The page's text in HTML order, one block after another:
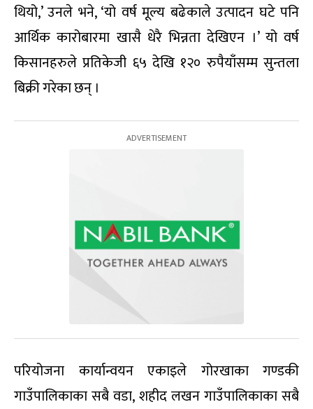
थियो,’ उनले भने, ‘यो वर्ष मूल्य बढेकाले उत्पादन घटे पनि
आर्थिक कारोबारमा खासै धेरै भिन्नता देखिएन ।’ यो वर्ष
किसानहरुले प्रतिकेजी ६५ देखि १२० रुपैयाँसम्म सुन्तला
बिक्री गरेका छन् ।
परियोजना कार्यान्वयन एकाइले गोरखाका गण्डकी
गाउँपालिकाका सबै वडा, शहीद लखन गाउँपालिकाका सबै